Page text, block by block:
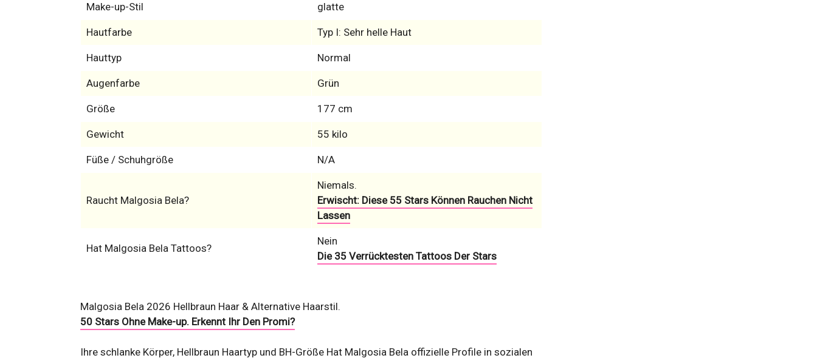
Make-up-Stil glatte
Hautfarbe Typ I: Sehr helle Haut
Hauttyp Normal
Augenfarbe Grün
Größe 177 cm
Gewicht 55 kilo
Füße / Schuhgröße N/A
Raucht Malgosia Bela?
Niemals.
Erwischt: Diese 55 Stars Können Rauchen Nicht
Lassen
Hat Malgosia Bela Tattoos?
Nein
Die 35 Verrücktesten Tattoos Der Stars
Malgosia Bela 2026 Hellbraun Haar & Alternative Haarstil.
50 Stars Ohne Make-up. Erkennt Ihr Den Promi?
Ihre schlanke Körper, Hellbraun Haartyp und BH-Größe Hat Malgosia Bela offizielle Profile in sozialen